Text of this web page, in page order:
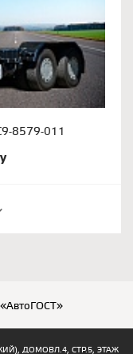
8579-011
ДОМОВЛ.4, СТР.5, ЭТАЖ